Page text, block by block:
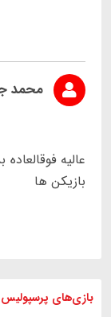
محمد
عالیه
بازیکن ها
بازی های پرسپولیس